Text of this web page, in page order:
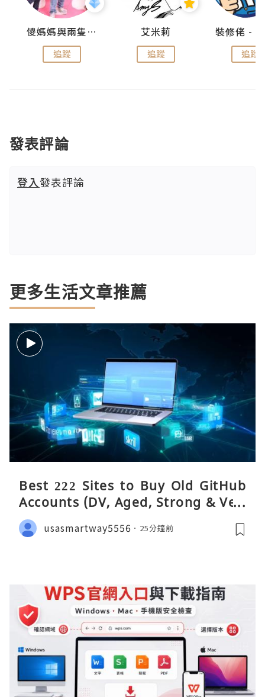
儍媽媽與兩隻小魔怪之家
追蹤
艾米莉
追蹤 追蹤
發表評論
登入發表評論
更多生活文章推薦
Best 222 Sites to Buy Old GitHub
Accounts (DV, Aged, Strong & Veri
fied)
usasmartway5556 25分鐘前